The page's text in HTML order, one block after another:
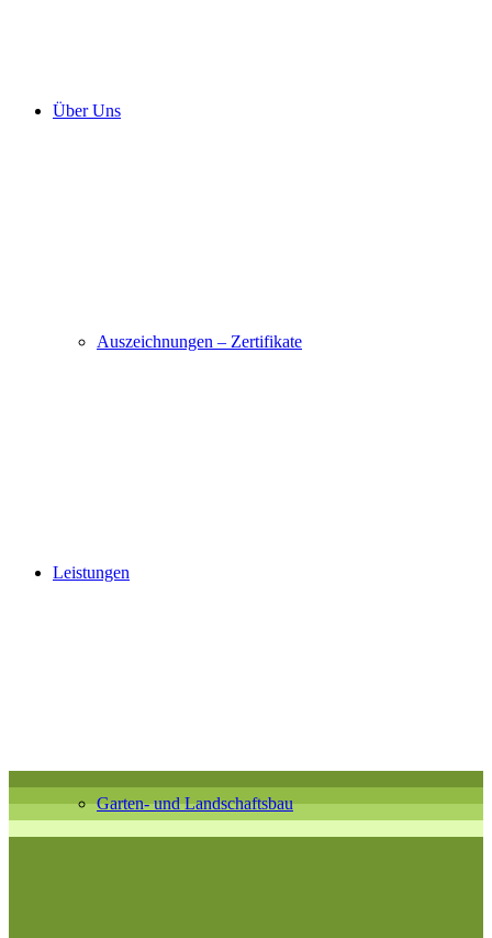
Über Uns
Auszeichnungen – Zertifikate
Leistungen
Garten- und Landschaftsbau